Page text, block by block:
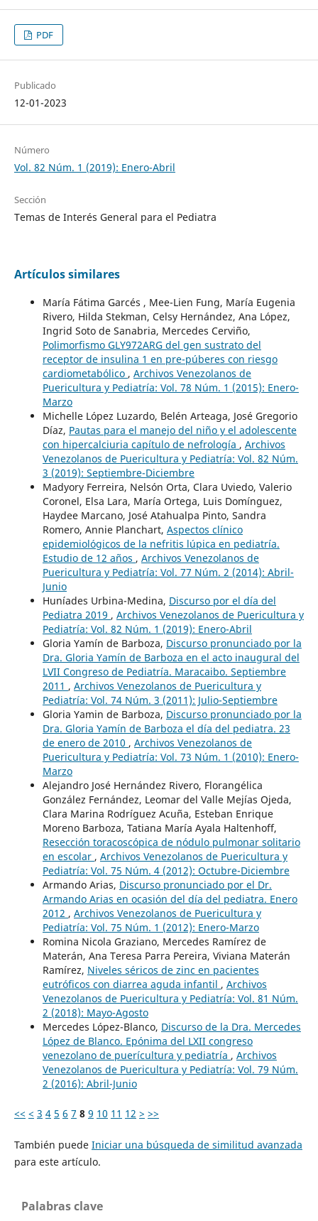
PDF
Publicado
12-01-2023
Número
Vol. 82 Núm. 1 (2019): Enero-Abril
Sección
Temas de Interés General para el Pediatra
Artículos similares
María Fátima Garcés , Mee-Lien Fung, María Eugenia
Rivero, Hilda Stekman, Celsy Hernández, Ana López,
Ingrid Soto de Sanabria, Mercedes Cerviño,
Polimorfismo GLY972ARG del gen sustrato del
receptor de insulina 1 en pre-púberes con riesgo
cardiometabólico , Archivos Venezolanos de
Puericultura y Pediatría: Vol. 78 Núm. 1 (2015): Enero-
Marzo
Michelle López Luzardo, Belén Arteaga, José Gregorio
Díaz, Pautas para el manejo del niño y el adolescente
con hipercalciuria capítulo de nefrología , Archivos
Venezolanos de Puericultura y Pediatría: Vol. 82 Núm.
3 (2019): Septiembre-Diciembre
Madyory Ferreira, Nelsón Orta, Clara Uviedo, Valerio
Coronel, Elsa Lara, María Ortega, Luis Domínguez,
Haydee Marcano, José Atahualpa Pinto, Sandra
Romero, Annie Planchart, Aspectos clínico
epidemiológicos de la nefritis lúpica en pediatría.
Estudio de 12 años , Archivos Venezolanos de
Puericultura y Pediatría: Vol. 77 Núm. 2 (2014): Abril-
Junio
Huníades Urbina-Medina, Discurso por el día del
Pediatra 2019 , Archivos Venezolanos de Puericultura y
Pediatría: Vol. 82 Núm. 1 (2019): Enero-Abril
Gloria Yamín de Barboza, Discurso pronunciado por la
Dra. Gloria Yamín de Barboza en el acto inaugural del
LVII Congreso de Pediatría. Maracaibo. Septiembre
2011 , Archivos Venezolanos de Puericultura y
Pediatría: Vol. 74 Núm. 3 (2011): Julio-Septiembre
Gloria Yamin de Barboza, Discurso pronunciado por la
Dra. Gloria Yamín de Barboza el día del pediatra. 23
de enero de 2010 , Archivos Venezolanos de
Puericultura y Pediatría: Vol. 73 Núm. 1 (2010): Enero-
Marzo
Alejandro José Hernández Rivero, Florangélica
González Fernández, Leomar del Valle Mejías Ojeda,
Clara Marina Rodríguez Acuña, Esteban Enrique
Moreno Barboza, Tatiana María Ayala Haltenhoff,
Resección toracoscópica de nódulo pulmonar solitario
en escolar , Archivos Venezolanos de Puericultura y
Pediatría: Vol. 75 Núm. 4 (2012): Octubre-Diciembre
Armando Arias, Discurso pronunciado por el Dr.
Armando Arias en ocasión del día del pediatra. Enero
2012 , Archivos Venezolanos de Puericultura y
Pediatría: Vol. 75 Núm. 1 (2012): Enero-Marzo
Romina Nicola Graziano, Mercedes Ramírez de
Materán, Ana Teresa Parra Pereira, Viviana Materán
Ramírez, Niveles séricos de zinc en pacientes
eutróficos con diarrea aguda infantil , Archivos
Venezolanos de Puericultura y Pediatría: Vol. 81 Núm.
2 (2018): Mayo-Agosto
Mercedes López-Blanco, Discurso de la Dra. Mercedes
López de Blanco. Epónima del LXII congreso
venezolano de puerícultura y pediatría , Archivos
Venezolanos de Puericultura y Pediatría: Vol. 79 Núm.
2 (2016): Abril-Junio
<< < 3 4 5 6 7 8 9 10 11 12 > >>
También puede Iniciar una búsqueda de similitud avanzada
para este artículo.
Palabras clave